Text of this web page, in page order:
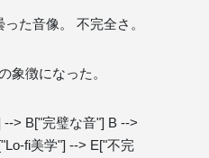
た音像。 不完全さ。
象徴になった。
--> B["完璧な音"] B -->
fi美学"] --> E["不完